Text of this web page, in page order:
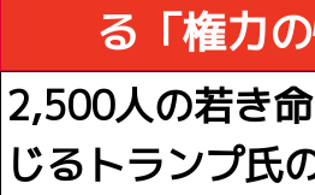
NPO団体を設立します
ひと休みのコーナ
る「権力の
2,500人の若き
じるトランプ氏